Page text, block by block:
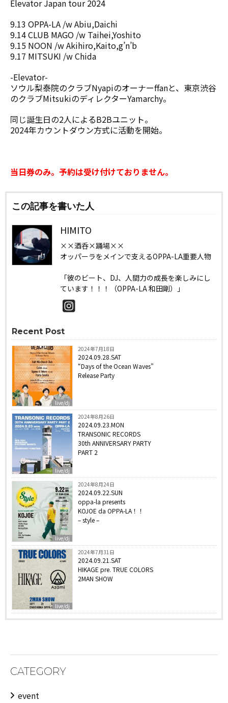
Elevator Japan tour 2024
9.13 OPPA-LA /w Abiu,Daichi
9.14 CLUB MAGO /w Taihei,Yoshito
9.15 NOON /w Akihiro,Kaito,g’n’b
9.17 MITSUKI /w Chida
-Elevator-
ソウル梨泰院のクラブNyapiのオーナーffanと、東京渋谷
のクラブMitsukiのディレクターYamarchy。
同じ誕生日の2人によるB2Bユニット。
2024年カウントダウン方式に活動を開始。
当日券のみ。予約は受け付けておりません。
この記事を書いた人
HIMITO
××酒呑×踊場××
オッパーラをメインで支えるOPPA-LA重要人物
「彼のビート、DJ、人間力の成長を楽しみにし
ています！！！（OPPA-LA 和田剛）」
Recent Post
live/dj
2024年7月18日
2024.09.28.SAT
“Days of the Ocean Waves”
Release Party
live/dj
2024年8月26日
2024.09.23.MON
TRANSONIC RECORDS
30th ANNIVERSARY PARTY
PART 2
live/dj
2024年8月24日
2024.09.22.SUN
oppa-la presents
KOJOE da OPPA-LA！！
– style –
live/dj
2024年7月31日
2024.09.21.SAT
HIKAGE pre. TRUE COLORS
2MAN SHOW
CATEGORY
event